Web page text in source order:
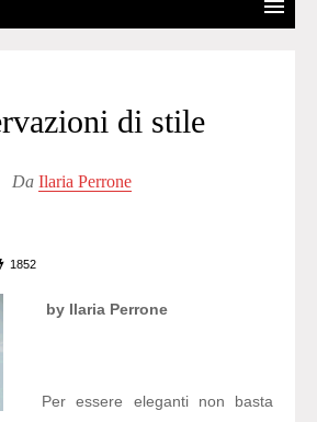
di stile
Da Ilaria Perrone
1852
by Ilaria Perrone
Per essere eleganti non basta